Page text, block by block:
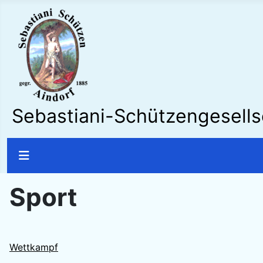
Sebastiani-
Sport
Wettkampf